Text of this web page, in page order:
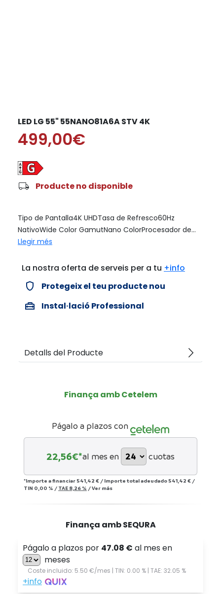
LED LG 55" 55NANO81A6A STV 4K
499,00€
local_shipping Producte no disponible
Tipo de Pantalla4K UHDTasa de Refresco60Hz
NativoWide Color GamutNano ColorProcesador de...
Llegir més
La nostra oferta de serveis per a tu +info
verified_user Protegeix el teu producte nou
home_repair_service Instal·lació Professional
Detalls del Producte arrow_forward_ios
Finança amb Cetelem
Págalo a plazos con
22,56€*al mes en cuotas
*Importe a financiar 541,42 € / Importe total adeudado 541,42 € /
TIN 0,00 % / TAE 8,26 % /Ver más
Finança amb SEQURA